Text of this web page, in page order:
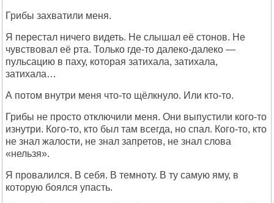
Грибы захватили меня.
Я перестал ничего видеть. Не слышал её стонов. Не
чувствовал её рта. Только где-то далеко-далеко —
пульсацию в паху, которая затихала, затихала,
затихала…
А потом внутри меня что-то щёлкнуло. Или кто-то.
Грибы не просто отключили меня. Они выпустили кого-то
изнутри. Кого-то, кто был там всегда, но спал. Кого-то, кто
не знал жалости, не знал запретов, не знал слова
«нельзя».
Я провалился. В себя. В темноту. В ту самую яму, в
которую боялся упасть.